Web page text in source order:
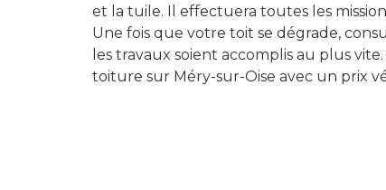
et la tuile. Il effectuera toutes les
Une fois que votre toit se dégrade,
les travaux soient accomplis au plus
toiture sur Méry-sur-Oise avec un prix